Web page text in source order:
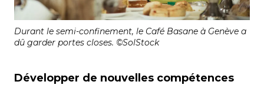
Durant le semi-confinement, le Café Basane à Genève a
dû garder portes closes. ©SolStock
Développer de nouvelles compétences